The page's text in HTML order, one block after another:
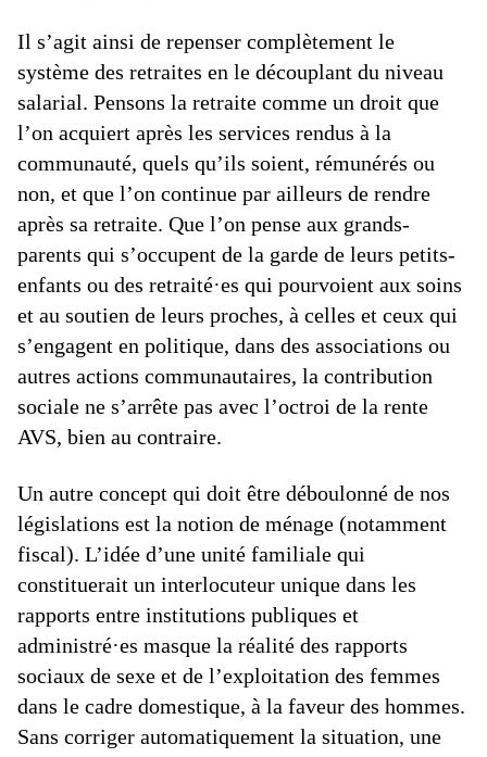
Il s’agit ainsi de repenser complètement le
système des retraites en le découplant du niveau
salarial. Pensons la retraite comme un droit que
l’on acquiert après les services rendus à la
communauté, quels qu’ils soient, rémunérés ou
non, et que l’on continue par ailleurs de rendre
après sa retraite. Que l’on pense aux grands-
parents qui s’occupent de la garde de leurs petits-
enfants ou des retraité·es qui pourvoient aux soins
et au soutien de leurs proches, à celles et ceux qui
s’engagent en politique, dans des associations ou
autres actions communautaires, la contribution
sociale ne s’arrête pas avec l’octroi de la rente
AVS, bien au contraire.
Un autre concept qui doit être déboulonné de nos
législations est la notion de ménage (notamment
fiscal). L’idée d’une unité familiale qui
constituerait un interlocuteur unique dans les
rapports entre institutions publiques et
administré·es masque la réalité des rapports
sociaux de sexe et de l’exploitation des femmes
dans le cadre domestique, à la faveur des hommes.
Sans corriger automatiquement la situation, une